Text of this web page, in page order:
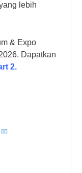
lebih
& Expo
Dapatkan
2.
📧